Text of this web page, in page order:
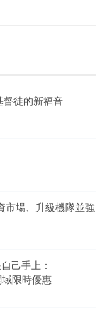
督徒的新福音
市場、升級機隊並強
己手上：
限時優惠